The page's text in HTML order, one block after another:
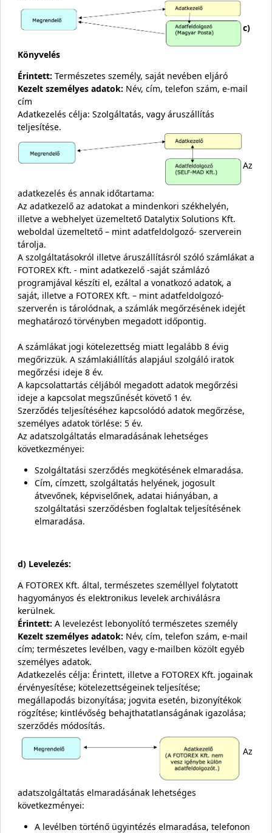
c)
Könyvelés
Érintett: Természetes személy, saját nevében eljáró
Kezelt személyes adatok: Név, cím, telefon szám, e-mail
cím
Adatkezelés célja: Szolgáltatás, vagy áruszállítás
teljesítése.
Az
adatkezelés és annak időtartama:
Az adatkezelő az adatokat a mindenkori székhelyén,
illetve a webhelyet üzemeltető Datalytix Solutions Kft.
weboldal üzemeltető – mint adatfeldolgozó- szerverein
tárolja.
A szolgáltatásokról illetve áruszállításról szóló számlákat a
FOTOREX Kft. - mint adatkezelő -saját számlázó
programjával készíti el, ezáltal a vonatkozó adatok, a
saját, illetve a FOTOREX Kft. – mint adatfeldolgozó-
szerverén is tárolódnak, a számlák megőrzésének idejét
meghatározó törvényben megadott időpontig.
A számlákat jogi kötelezettség miatt legalább 8 évig
megőrizzük. A számlakiállítás alapjául szolgáló iratok
megőrzési ideje 8 év.
A kapcsolattartás céljából megadott adatok megőrzési
ideje a kapcsolat megszűnését követő 1 év.
Szerződés teljesítéséhez kapcsolódó adatok megőrzése,
személyes adatok törlése: 5 év.
Az adatszolgáltatás elmaradásának lehetséges
következményei:
Szolgáltatási szerződés megkötésének elmaradása.
Cím, címzett, szolgáltatás helyének, jogosult
átvevőnek, képviselőnek, adatai hiányában, a
szolgáltatási szerződésben foglaltak teljesítésének
elmaradása.
d) Levelezés:
A FOTOREX Kft. által, természetes személlyel folytatott
hagyományos és elektronikus levelek archiválásra
kerülnek.
Érintett: A levelezést lebonyolító természetes személy
Kezelt személyes adatok: Név, cím, telefon szám, e-mail
cím; természetes levélben, vagy e-mailben közölt egyéb
személyes adatok.
Adatkezelés célja: Érintett, illetve a FOTOREX Kft. jogainak
érvényesítése; kötelezettségeinek teljesítése;
megállapodás bizonyítása; jogvita esetén, bizonyítékok
rögzítése; kintlévőség behajthatatlanságának igazolása;
szerződés módosítás.
Az
adatszolgáltatás elmaradásának lehetséges
következményei:
A levélben történő ügyintézés elmaradása, telefonon